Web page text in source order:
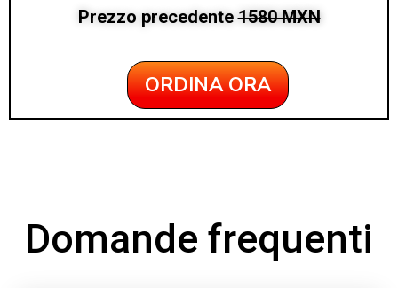
Prezzo precedente1580 MXN
ORDINA ORA
Domande frequenti